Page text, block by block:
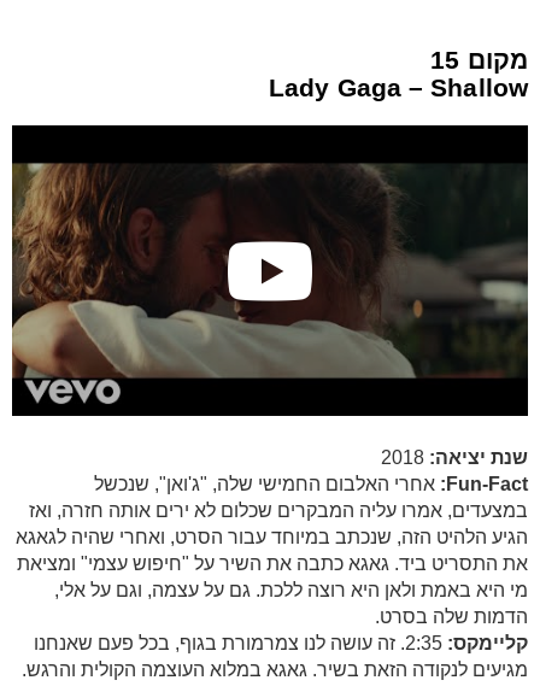
מקום 15
Lady Gaga – Shallow
שנת יציאה:
Fun-Fact:
אחרי האלבום החמישי שלה, "ג'ואן", שנכשל
במצעדים, אמרו עליה המבקרים שכלום לא ירים אותה חזרה, ואז
הגיע הלהיט הזה, שנכתב במיוחד עבור הסרט, ואחרי שהיה לגאגא
את התסריט ביד. גאגא כתבה את השיר על "חיפוש עצמי" ומציאת
מי היא באמת ולאן היא רוצה ללכת. גם על עצמה, וגם על אלי,
הדמות שלה בסרט.
קליימקס:
2:35. זה עושה לנו צמרמורת בגוף, בכל פעם שאנחנו
מגיעים לנקודה הזאת בשיר. גאגא במלוא העוצמה הקולית והרגש.